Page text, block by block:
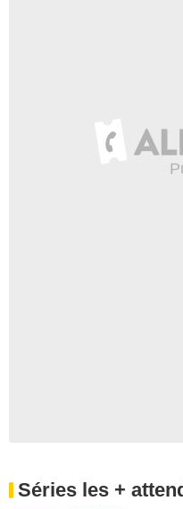
Séries les +